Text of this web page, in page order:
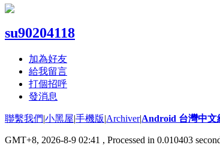
su90204118
加為好友
給我留言
打個招呼
發消息
聯繫我們|小黑屋|手機版|Archiver|Android 台灣中文
GMT+8, 2026-8-9 02:41 , Processed in 0.010403